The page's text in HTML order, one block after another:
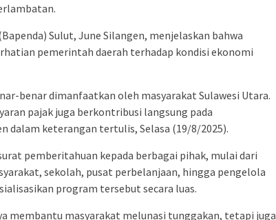
Sulut, June Silangen, menjelaskan bahwa
pemerintah daerah terhadap kondisi ekonomi
benar dimanfaatkan oleh masyarakat Sulawesi Utara.
pajak juga berkontribusi langsung pada
dalam keterangan tertulis, Selasa (19/8/2025).
pemberitahuan kepada berbagai pihak, mulai dari
sekolah, pusat perbelanjaan, hingga pengelola
program tersebut secara luas.
membantu masyarakat melunasi tunggakan, tetapi juga